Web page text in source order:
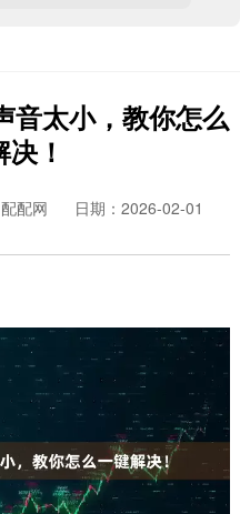
音太小，教你怎么
！
配网
日期：2026-02-01